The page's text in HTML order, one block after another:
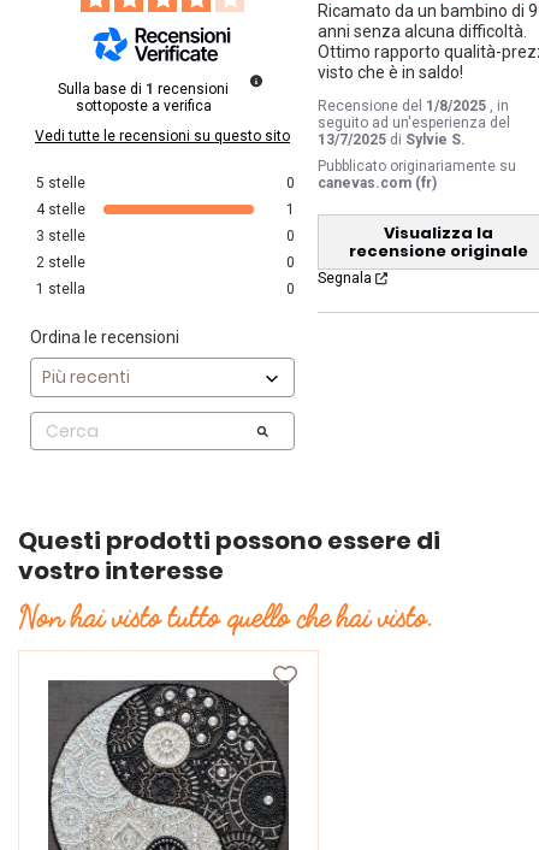
Sulla base di 1 recensioni
sottoposte a verifica
Vedi tutte le recensioni su questo sito
5 stelle
0
4 stelle
1
3 stelle
0
2 stelle
0
1 stella 0
Ordina le recensioni
Ricamato da un bambino di 9
anni senza alcuna difficoltà.
Ottimo rapporto qualità-
visto che è in saldo!
Recensione del 1/8/2025 , in
seguito ad un'esperienza del
13/7/2025 di Sylvie S.
Pubblicato originariamente su
canevas.com (fr)
Visualizza la
recensione originale
Segnala
Questi prodotti possono essere di
vostro interesse
Non hai visto tutto quello che hai visto.